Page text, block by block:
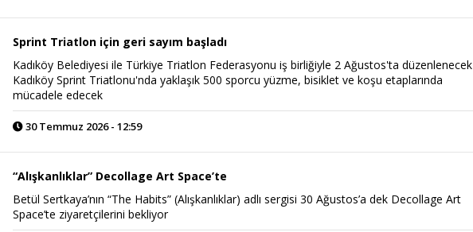
Sprint Triatlon için geri sayım başladı
Kadıköy Belediyesi ile Türkiye Triatlon Federasyonu iş birliğiyle 2 Ağustos'ta düzenlenecek
Kadıköy Sprint Triatlonu'nda yaklaşık 500 sporcu yüzme, bisiklet ve koşu etaplarında
mücadele edecek
30 Temmuz 2026 - 12:59
“Alışkanlıklar” Decollage Art Space’te
Betül Sertkaya’nın “The Habits” (Alışkanlıklar) adlı sergisi 30 Ağustos’a dek Decollage Art
Space’te ziyaretçilerini bekliyor